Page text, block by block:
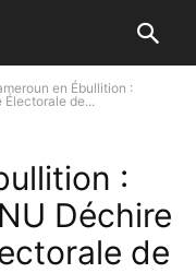
en Ébullition :
Électorale de...
:
Déchire
de